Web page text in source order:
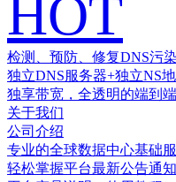
HOT
检测、预防、修复DNS污
独立DNS服务器+独立NS
独享带宽，全透明的端到
关于我们
公司介绍
专业的全球数据中心基础
轻松掌握平台最新公告通知